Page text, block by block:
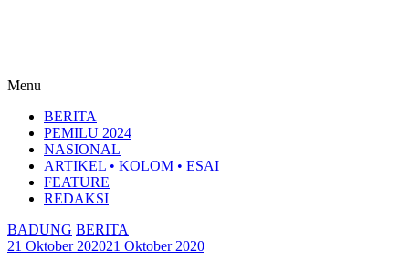
Menu
BERITA
PEMILU 2024
NASIONAL
ARTIKEL • KOLOM • ESAI
FEATURE
REDAKSI
BADUNG BERITA
21 Oktober 202021 Oktober 2020